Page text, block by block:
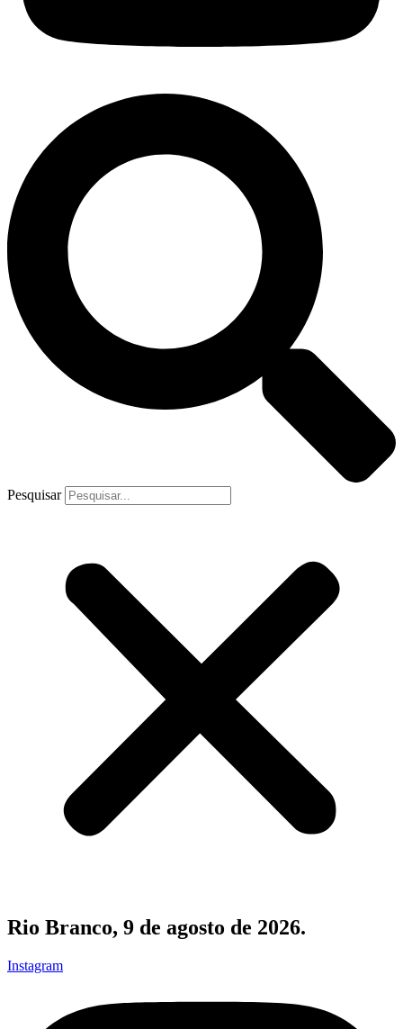
Pesquisar
Rio Branco, 9 de agosto de 2026.
Instagram